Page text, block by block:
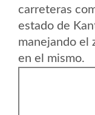
carreteras
estado de
manejando el
en el mismo.